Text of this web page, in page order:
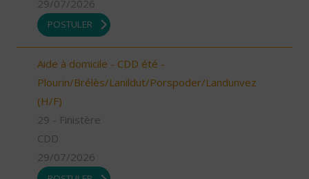
29/07/2026
POSTULER
Aide à domicile - CDD été -
Plourin/Brélès/Lanildut/Porspoder/Landunvez
(H/F)
29 - Finistère
CDD
29/07/2026